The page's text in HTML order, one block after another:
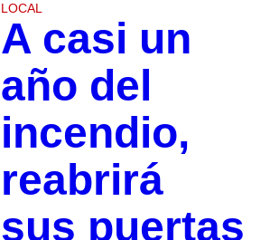
LOCAL
A casi un
año del
incendio,
reabrirá
sus puertas